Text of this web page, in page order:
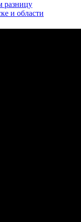
разницу
и области